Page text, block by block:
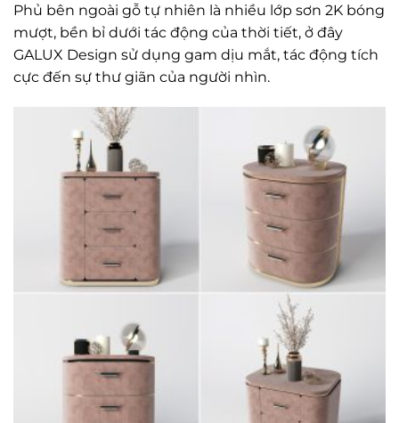
Phủ bên ngoài gỗ tự nhiên là nhiều lớp sơn 2K bóng
mượt, bền bỉ dưới tác động của thời tiết, ở đây
GALUX Design sử dụng gam dịu mắt, tác động tích
cực đến sự thư giãn của người nhìn.